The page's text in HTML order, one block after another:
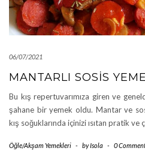
06/07/2021
MANTARLI SOSIS
Bu kış repertuvarımıza giren ve
şahane bir yemek oldu. Mantar ve
kış soğuklarında içinizi ısıtan pratik
Öğle/Akşam Yemekleri - byIsola - 0